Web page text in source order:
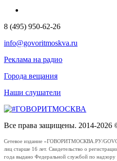
8 (495) 950-62-26
info@govoritmoskva.ru
Реклама на радио
Города вещания
Наши слушатели
Все права защищены. 2014-2026
Сетевое издание «ГОВОРИТМОСКВА.РУ/
лиц старше 16 лет. Свидетельство о
года выдано Федеральной службой по